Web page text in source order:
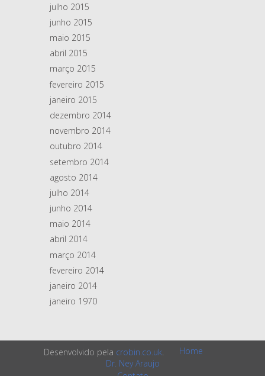
julho 2015
junho 2015
maio 2015
abril 2015
março 2015
fevereiro 2015
janeiro 2015
dezembro 2014
novembro 2014
outubro 2014
setembro 2014
agosto 2014
julho 2014
junho 2014
maio 2014
abril 2014
março 2014
fevereiro 2014
janeiro 2014
janeiro 1970
Desenvolvido pela crobin.co.uk.
Home
Dr. Ney Araujo